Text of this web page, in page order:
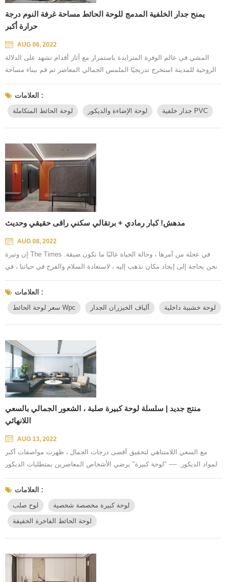
يمنح جدار الخلفية المدمج للوحة الحائط مساحة غرفة النوم درجة
حرارة أكبر
AUG 06, 2022
المشي في عالم الوفرة المتزايدة باستمرار مع آثار أقدام تشهد على الدلالة
الروحية للمدينة استخرج تدريجيًا الملمس الجمالي المعاصر ثم قم ببناء مساحة
جمالية متطابقة فقط تعطي مساحة أكثر درجة حرارة لجعلها تتحمل معمودية
الزمن رافقني على طول الطريق ، وشهد عظمة السنين غرفة النوم ، مساحة
خاصة تسمح لنفسك بالاستجمام عند استخدام لوحة الحائط المتكاملة من Merrill
، تكسر الانطباع الرتيب تصبح الرؤية النقية للنسيج تح...
العلامات :
لوحة الحائط المتكاملة لوحة الإضاءة والديكور جدار خلفية PVC
مدهش! كبار رمادي + برتقالي سكني راقى حقيقي وحديث
AUG 08, 2022
إن وتيرة The Times في عجلة من أمرها ، وحالة الحياة غالبًا ما تكون ضيقة.
نحن بحاجة إلى إيجاد مكان نذهب إليه ، لاستعادة السلام والفرح في حياتنا ، في
الأيام التي تستمر في الحركة. الراقية السكنية الحقيقية ، غرفة نوم مثالية تحقيق
بطل الرواية. بناءً على الاعتبارات الجمالية للطراز الحضري الحديث ، جنبًا إلى
جنب مع المواد الراقية والتعامل مع التصميم التعقيد عن طريق البساطة ، ليس
العلامات :
سعر لوحة الحائط Wpc ألياف الخيزران الجدار لوحة خشبية داخلية
منتج جديد | سلسلة لوحة كبيرة صلبة ، الشعور الجمالي بالسعي
اللانهائي
AUG 13, 2022
مع السعي اللامتناهي لتحقيق أقصى درجات الجمال ، ظهرت مواصفات أكبر
لمواد الديكور. ---- "لوحة كبيرة" يرضي الأشخاص المعاصرين بمتطلبات الديكور
"الكبير" هو أسلوب فريد من نوعه. الجادة إلى جين ، بيج جين إلى الولايات
المتحدة. أطلقت MeilinHui سلسلة جديدة من الألواح الصلبة حجم كبير للغاية:
العلامات :
لوح صلب لوحة كبيرة مخصصة شخصية
لوحة الحائط الفاخرة الخفيفة